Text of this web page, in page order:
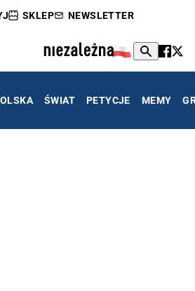
SKLEP NEWSLETTER
ŚWIAT PETYCJE MEMY